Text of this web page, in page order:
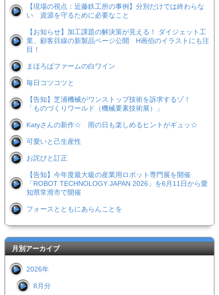
【現場の視点：近藤鉄工所の事例】分別だけでは終わらな
い 資源を守るために必要なこと
【お知らせ】加工課題の解決策が見える！ ダイジェット工
業、顧客目線の新製品ページ公開 H画伯のイラストにも注
目！
まほろばファームの白ワイン
毎日コツコツと
【告知】芝浦機械がワンストップ技術を訴求するゾ！
「ものづくりワールド（機械要素技術展）」
Katyさんの新作☆ 雨の日も楽しめるヒントがギュッ☆
可愛いと己生産性
お詫びと訂正
【告知】今年度最大級の産業用ロボット専門展を開催
「ROBOT TECHNOLOGY JAPAN 2026」を6月11日から愛
知県常滑市で開催
フォースとともにあらんことを
月別アーカイブ
2026年
8月分